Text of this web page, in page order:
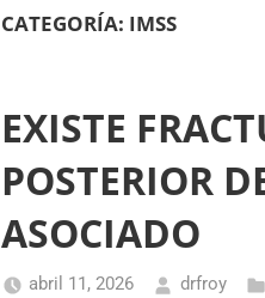
CATEGORÍA: IMSS
EXISTE
POSTERIOR
ASOCIADO
abril 11, 2026 drfroy